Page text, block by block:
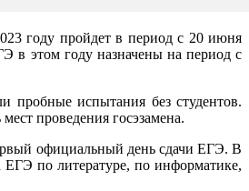
году пройдет в период с 20 июня
в этом году назначены на период с
пробные испытания без студентов.
проведения госэзамена.
официальный день сдачи ЕГЭ. В
ЕГЭ по литературе, по информатике,